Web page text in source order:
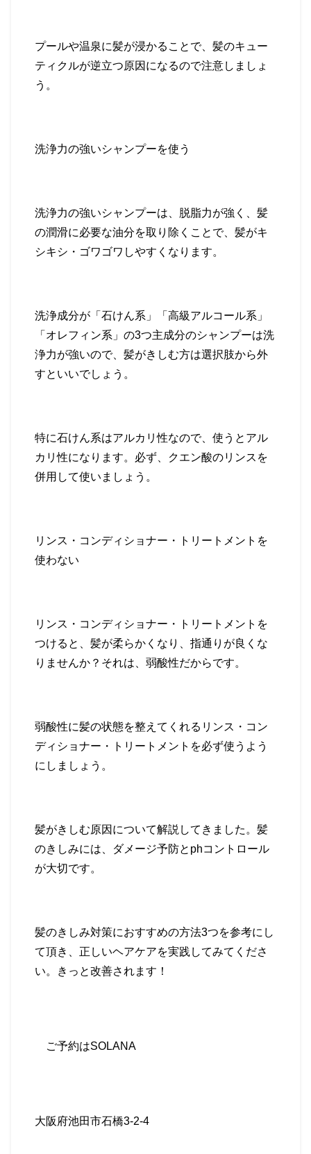
プールや温泉に髪が浸かることで、髪のキュー
ティクルが逆立つ原因になるので注意しましょ
う。
洗浄力の強いシャンプーを使う
洗浄力の強いシャンプーは、脱脂力が強く、髪
の潤滑に必要な油分を取り除くことで、髪がキ
シキシ・ゴワゴワしやすくなります。
洗浄成分が「 石けん系 」「 高級アルコール系 」
「 オレフィン系 」の3つ主成分のシャンプーは洗
浄力が強いので、髪がきしむ方は選択肢から外
すといいでしょう。
特に石けん系はアルカリ性なので、使うとアル
カリ性になります。必ず、クエン酸のリンスを
併用して使いましょう。
リンス・コンディショナー・トリートメントを
使わない
リンス・コンディショナー・トリートメントを
つけると、髪が柔らかくなり、指通りが良くな
りませんか？それは、弱酸性だからです。
弱酸性に髪の状態を整えてくれるリンス・コン
ディショナー・トリートメントを必ず使うよう
にしましょう。
髪がきしむ原因について解説してきました。髪
のきしみには、ダメージ予防と phコントロール
が大切です。
髪のきしみ対策におすすめの方法3つを参考にし
て頂き、正しいヘアケアを実践してみてくださ
い。きっと改善されます！
ご予約はSOLANA
大阪府池田市石橋3-2-4